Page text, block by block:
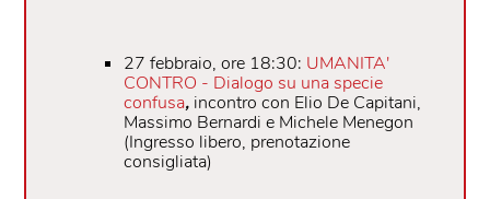
27 febbraio, ore 18:30: UMANITA'
CONTRO - Dialogo su una specie
confusa, incontro con Elio De Capitani,
Massimo Bernardi e Michele Menegon
(Ingresso libero, prenotazione
consigliata)